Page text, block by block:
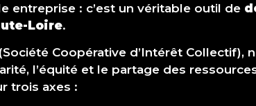
entreprise : c’est un véritable outil de
Loire.
Coopérative d’Intérêt
l’équité et le partage des
trois axes :